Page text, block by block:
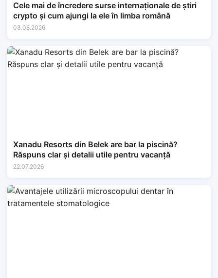
Cele mai de încredere surse internaționale de știri
crypto și cum ajungi la ele în limba română
03.08.2026
Xanadu Resorts din Belek are bar la piscină?
Răspuns clar și detalii utile pentru vacanță
22.07.2026